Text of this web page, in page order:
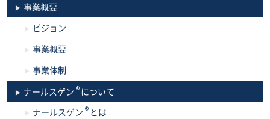
事業概要
ビジョン
事業概要
事業体制
ナールスゲン ® について
ナールスゲン ® とは